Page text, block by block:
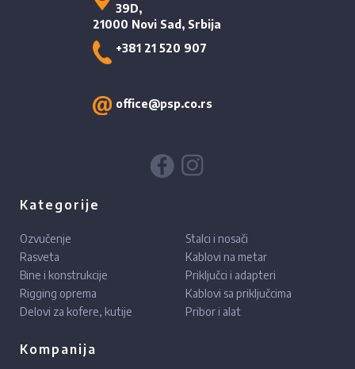
39D,
21000 Novi Sad, Srbija
+381 21 520 907
office@psp.co.rs
Kategorije
Ozvučenje
Rasveta
Bine i konstrukcije
Rigging oprema
Delovi za kofere, kutije
Stalci i nosači
Kablovi na metar
Priključci i adapteri
Kablovi sa priključcima
Pribor i alat
Kompanija